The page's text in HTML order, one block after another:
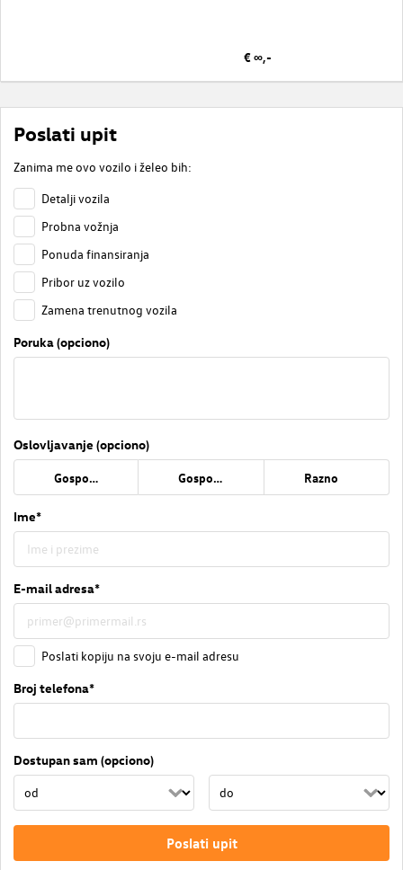
€ ∞,-
Poslati upit
Zanima me ovo vozilo i želeo bih:
Detalji vozila
Probna vožnja
Ponuda finansiranja
Pribor uz vozilo
Zamena trenutnog vozila
Poruka (opciono)
Oslovljavanje (opciono)
Gospođa Gospodin Razno
Ime*
E-mail adresa*
Poslati kopiju na svoju e-mail adresu
Broj telefona*
Dostupan sam (opciono)
Poslati upit